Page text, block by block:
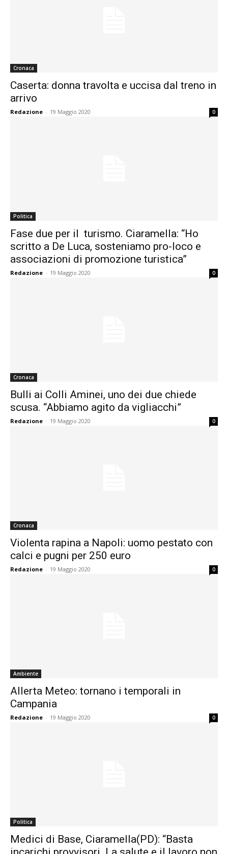
Cronaca
Caserta: donna travolta e uccisa dal treno in
arrivo
Redazione - 19 Maggio 2020 0
Politica
Fase due per il turismo. Ciaramella: “Ho
scritto a De Luca, sosteniamo pro-loco e
associazioni di promozione turistica”
Redazione - 19 Maggio 2020 0
Cronaca
Bulli ai Colli Aminei, uno dei due chiede
scusa. “Abbiamo agito da vigliacchi”
Redazione - 19 Maggio 2020 0
Cronaca
Violenta rapina a Napoli: uomo pestato con
calci e pugni per 250 euro
Redazione - 19 Maggio 2020 0
Ambiente
Allerta Meteo: tornano i temporali in
Campania
Redazione - 19 Maggio 2020 0
Politica
Medici di Base, Ciaramella(PD): “Basta